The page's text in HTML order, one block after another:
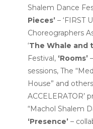
Shalem Dance
Pieces’ – ‘FIRST
Choreographers
‘The Whale and
Festival, ‘Rooms’
sessions, The
House” and
ACCELERATOR’
“Machol Shalem
‘Presence’ –